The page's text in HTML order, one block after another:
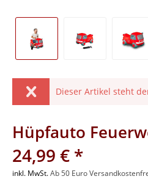
Dieser Artikel steht
Hüpfauto
24,99 € *
inkl. MwSt.Ab 50 Euro